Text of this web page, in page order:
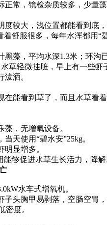
常，镜检杂质较多，少量
较大，浅位置都能看到底，
服很多，每年水浑都用“
，平均水深1.3米；环沟
轻微挂脏，早上有一些虾
洒。
能看到草了，而且水草看着
，无增氧设备。
天使用“碧水安”25kg。
显增多。
促进水草生长活力，降解
水车式增氧机。
头胸甲易剥落，空肠空胃
密度。